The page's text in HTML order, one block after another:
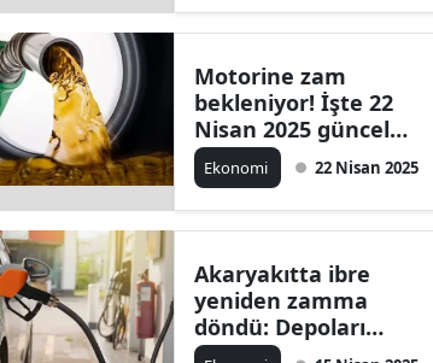
Motorine zam
bekleniyor! İşte 22
Nisan 2025 güncel
benzin, motorin ve LPG
fiyatları
Ekonomi 22 Nisan 2025
Akaryakıtta ibre
yeniden zamma
döndü: Depoları
fulleyin zam yağmuru